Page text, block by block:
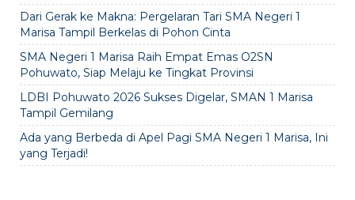
Dari Gerak ke Makna: Pergelaran Tari SMA Negeri 1
Marisa Tampil Berkelas di Pohon Cinta
SMA Negeri 1 Marisa Raih Empat Emas O2SN
Pohuwato, Siap Melaju ke Tingkat Provinsi
LDBI Pohuwato 2026 Sukses Digelar, SMAN 1 Marisa
Tampil Gemilang
Ada yang Berbeda di Apel Pagi SMA Negeri 1 Marisa, Ini
yang Terjadi!